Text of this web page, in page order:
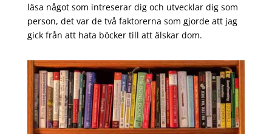
läsa något som intreserar dig och utvecklar dig som
person, det var de två faktorerna som gjorde att jag
gick från att hata böcker till att älskar dom.